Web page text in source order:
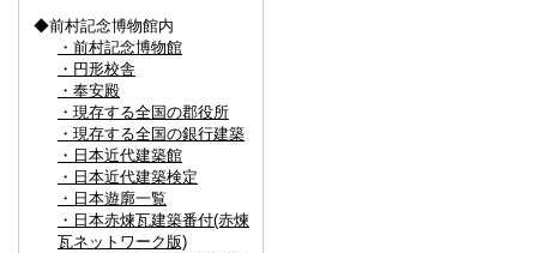
◆前村記念博物館内
・前村記念博物館
・円形校舎
・奉安殿
・現存する全国の郡役所
・現存する全国の銀行建築
・日本近代建築館
・日本近代建築検定
・日本遊廓一覧
・日本赤煉瓦建築番付(赤煉
瓦ネットワーク版)